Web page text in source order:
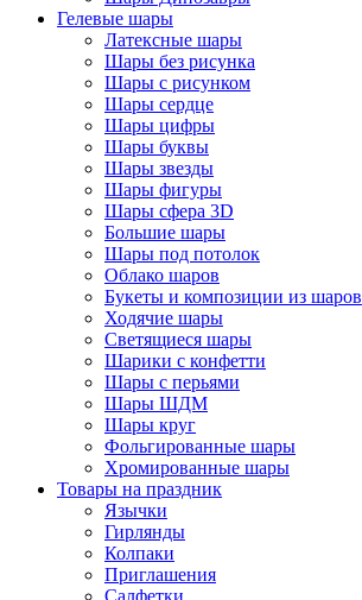
Гелевые шары
Латексные шары
Шары без рисунка
Шары с рисунком
Шары сердце
Шары цифры
Шары буквы
Шары звезды
Шары фигуры
Шары сфера 3D
Большие шары
Шары под потолок
Облако шаров
Букеты и композиции из шаров
Ходячие шары
Светящиеся шары
Шарики с конфетти
Шары с перьями
Шары ШДМ
Шары круг
Фольгированные шары
Хромированные шары
Товары на праздник
Язычки
Гирлянды
Колпаки
Приглашения
Салфетки